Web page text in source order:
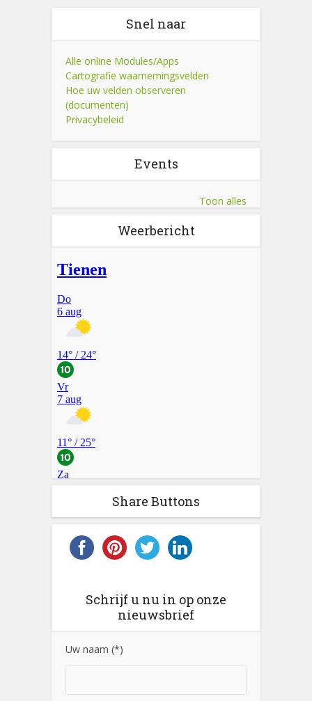
Snel naar
Alle online Modules/Apps
Cartografie waarnemingsvelden
Hoe uw velden observeren
(documenten)
Privacybeleid
Events
Toon alles
Weerbericht
Share Buttons
Schrijf u nu in op onze
nieuwsbrief
Uw naam (*)